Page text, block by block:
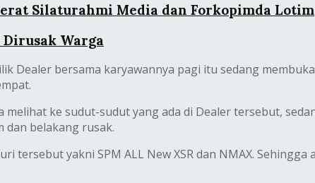
Silaturahmi Media dan Forkopimda Lotim
Warga
Dealer bersama karyawannya pagi itu sedang
ke sudut-sudut yang ada di Dealer tersebut,
dan belakang rusak.
tersebut yakni SPM ALL New XSR dan NMAX.